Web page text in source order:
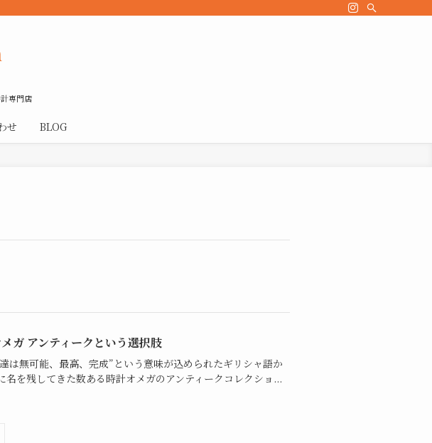
せ BLOG
専門店
ガ アンティークという選択肢
は無可能、最高、完成”という意味が込められたギリシャ語か
名を残してきた数ある時計オメガのアンティークコレクショ...